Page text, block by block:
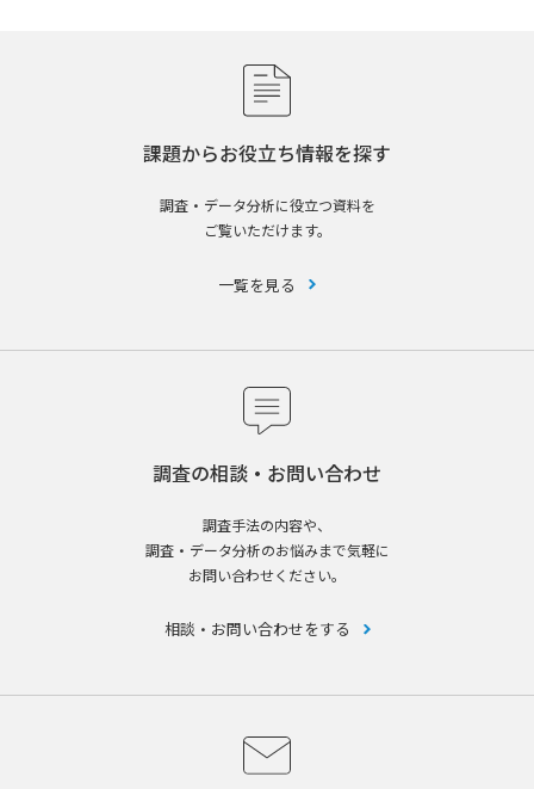
課題からお役立ち情報を探す
調査・データ分析に役立つ資料を
ご覧いただけます。
一覧を見る
調査の相談・お問い合わせ
調査手法の内容や、
調査・データ分析のお悩みまで気軽に
お問い合わせください。
相談・お問い合わせをする